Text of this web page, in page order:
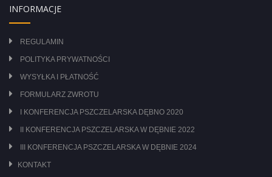
INFORMACJE
REGULAMIN
POLITYKA PRYWATNOŚCI
WYSYŁKA I PŁATNOŚĆ
FORMULARZ ZWROTU
I KONFERENCJA PSZCZELARSKA DĘBNO 2020
II KONFERENCJA PSZCZELARSKA W DĘBNIE 2022
III KONFERENCJA PSZCZELARSKA W DĘBNIE 2024
KONTAKT